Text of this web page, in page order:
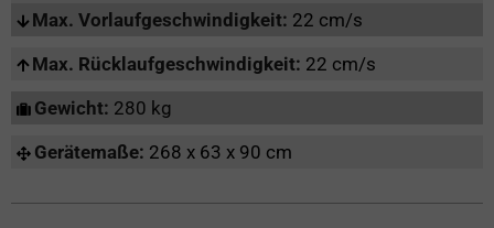
Max. Vorlaufgeschwindigkeit: 22 cm/s
Max. Rücklaufgeschwindigkeit: 22 cm/s
Gewicht: 280 kg
Gerätemaße: 268 x 63 x 90 cm